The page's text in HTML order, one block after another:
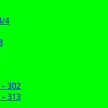
4
302
313